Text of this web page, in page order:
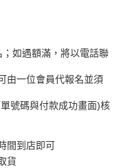
如遇額滿，將以電話聯
由一位會員代報名並須
號碼與付款成功畫面)核
間到店即可
貨